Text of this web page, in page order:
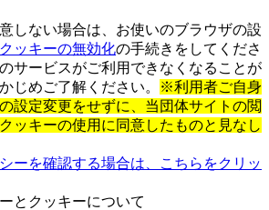
しない場合は、お使いのブラウザの設
クッキーの無効化の手続きをしてくださ
サービスがご利用できなくなることが
じめご了解ください。
※利用者ご自身
の設定変更をせずに、当団体サイトの閲
ッキーの使用に同意したものと見なし
ーを確認する場合は、こちらをクリッ
とクッキーについて